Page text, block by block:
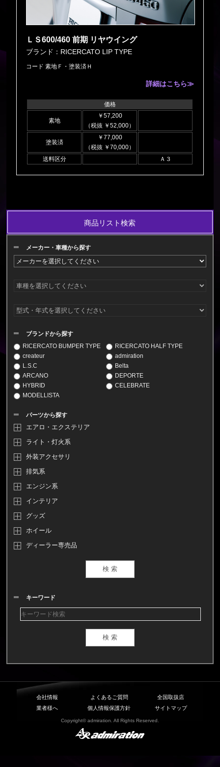
ＬＳ600/460 前期 リヤウイング
ブランド：RICERCATO LIP TYPE
コード 素地Ｆ・塗装済Ｈ
詳細はこちら≫
価格
素地
￥57,200
（税抜 ￥52,000）
塗装済
￥77,000
（税抜 ￥70,000）
送料区分
Ａ３
商品リスト検索
メーカー・車種から探す
ブランドから探す
RICERCATO BUMPER TYPE
RICERCATO HALF TYPE
createur
admiration
L.S.C
Belta
ARCANO
DEPORTE
HYBRID
CELEBRATE
MODELLISTA
パーツから探す
エアロ・エクステリア
ライト・灯火系
外装アクセサリ
排気系
エンジン系
インテリア
グッズ
ホイール
ディーラー専売品
キーワード
会社情報 よくあるご質問
全国取扱店
業者様へ
個人情報保護方針 サイトマップ
Copyright© admiration. All Rights Reserved.